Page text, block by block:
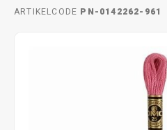
ARTIKELCODE PN-0142262-961